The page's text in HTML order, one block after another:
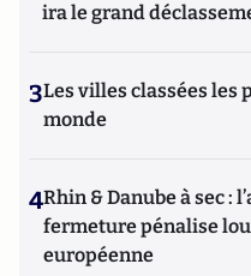
ira le grand
3Les villes classées les
monde
4Rhin & Danube à sec :
fermeture pénalise
européenne